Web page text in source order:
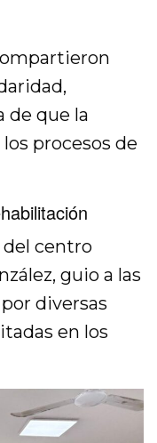
de que la
procesos de
del centro
guio a las
diversas
en los